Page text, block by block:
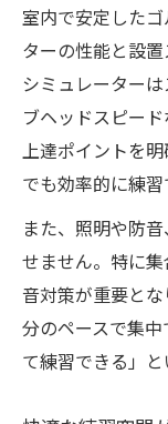
室内で安定した
ターの性能と設
シミュレーター
ブヘッドスピー
上達ポイントを
でも効率的に練習
また、照明や防
せません。特に
音対策が重要と
分のペースで集
て練習できる」